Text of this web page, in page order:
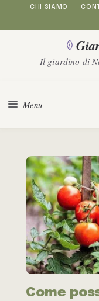
al
contenuto
CHI SIAMO
Il giardino di
Menu
Come